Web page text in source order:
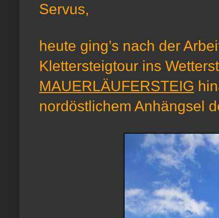
Servus,
heute ging’s nach der
Klettersteigtour ins
MAUERLÄUFERSTEIG
nordöstlichem Anhängsel